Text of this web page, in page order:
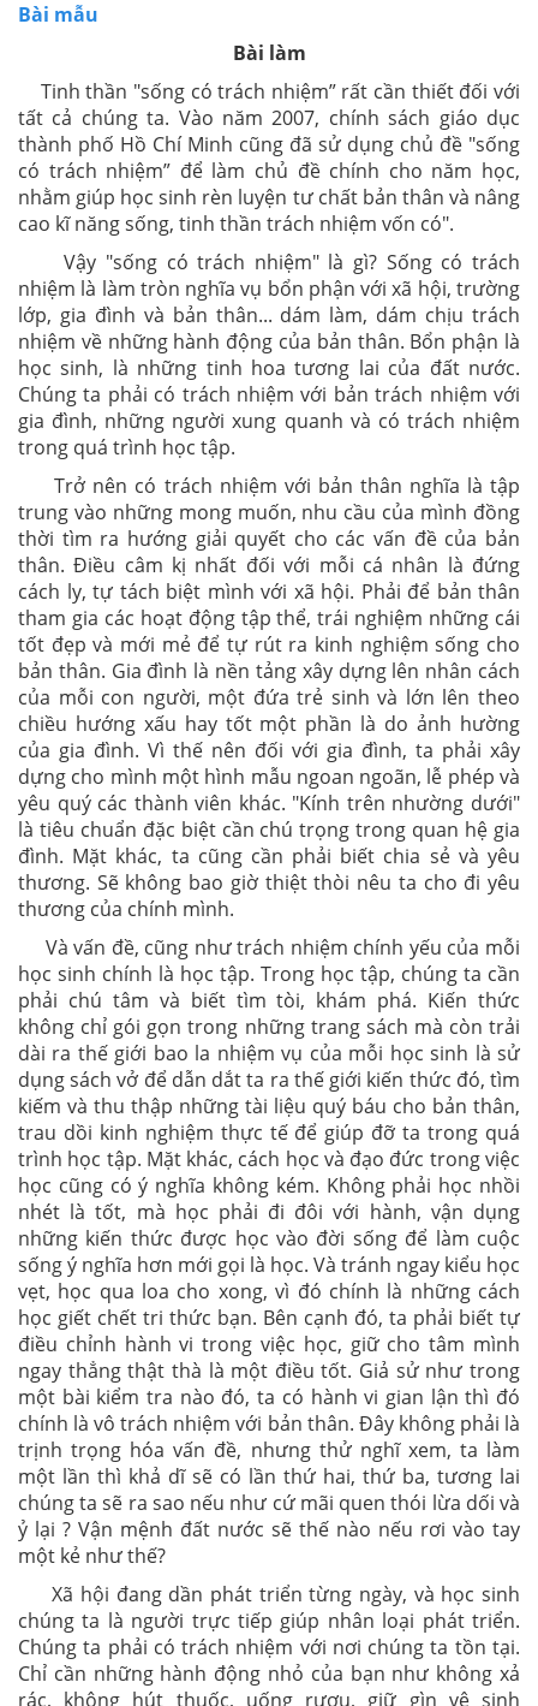
Bài mẫu
Bài làm
Tinh thần "sống có trách nhiệm” rất cần thiết đối với
tất cả chúng ta. Vào năm 2007, chính sách giáo dục
thành phố Hồ Chí Minh cũng đã sử dụng chủ đề "sống
có trách nhiệm” để làm chủ đề chính cho năm học,
nhằm giúp học sinh rèn luyện tư chất bản thân và nâng
cao kĩ năng sống, tinh thần trách nhiệm vốn có".
Vậy "sống có trách nhiệm" là gì? Sống có trách
nhiệm là làm tròn nghĩa vụ bổn phận với xã hội, trường
lớp, gia đình và bản thân... dám làm, dám chịu trách
nhiệm về những hành động của bản thân. Bổn phận là
học sinh, là những tinh hoa tương lai của đất nước.
Chúng ta phải có trách nhiệm với bản trách nhiệm với
gia đình, những người xung quanh và có trách nhiệm
trong quá trình học tập.
Trở nên có trách nhiệm với bản thân nghĩa là tập
trung vào những mong muốn, nhu cầu của mình đồng
thời tìm ra hướng giải quyết cho các vấn đề của bản
thân. Điều câm kị nhất đối với mỗi cá nhân là đứng
cách ly, tự tách biệt mình với xã hội. Phải để bản thân
tham gia các hoạt động tập thể, trái nghiệm những cái
tốt đẹp và mới mẻ để tự rút ra kinh nghiệm sống cho
bản thân. Gia đình là nền tảng xây dựng lên nhân cách
của mỗi con người, một đứa trẻ sinh và lớn lên theo
chiều hướng xấu hay tốt một phần là do ảnh hường
của gia đình. Vì thế nên đối với gia đình, ta phải xây
dựng cho mình một hình mẫu ngoan ngoãn, lễ phép và
yêu quý các thành viên khác. "Kính trên nhường dưới"
là tiêu chuẩn đặc biệt cần chú trọng trong quan hệ gia
đình. Mặt khác, ta cũng cần phải biết chia sẻ và yêu
thương. Sẽ không bao giờ thiệt thòi nêu ta cho đi yêu
thương của chính mình.
Và vấn đề, cũng như trách nhiệm chính yếu của mỗi
học sinh chính là học tập. Trong học tập, chúng ta cần
phải chú tâm và biết tìm tòi, khám phá. Kiến thức
không chỉ gói gọn trong những trang sách mà còn trải
dài ra thế giới bao la nhiệm vụ của mỗi học sinh là sử
dụng sách vở để dẫn dắt ta ra thế giới kiến thức đó, tìm
kiếm và thu thập những tài liệu quý báu cho bản thân,
trau dồi kinh nghiệm thực tế để giúp đỡ ta trong quá
trình học tập. Mặt khác, cách học và đạo đức trong việc
học cũng có ý nghĩa không kém. Không phải học nhồi
nhét là tốt, mà học phải đi đôi với hành, vận dụng
những kiến thức được học vào đời sống để làm cuộc
sống ý nghĩa hơn mới gọi là học. Và tránh ngay kiểu học
vẹt, học qua loa cho xong, vì đó chính là những cách
học giết chết tri thức bạn. Bên cạnh đó, ta phải biết tự
điều chỉnh hành vi trong việc học, giữ cho tâm mình
ngay thẳng thật thà là một điều tốt. Giả sử như trong
một bài kiểm tra nào đó, ta có hành vi gian lận thì đó
chính là vô trách nhiệm với bản thân. Đây không phải là
trịnh trọng hóa vấn đề, nhưng thử nghĩ xem, ta làm
một lần thì khả dĩ sẽ có lần thứ hai, thứ ba, tương lai
chúng ta sẽ ra sao nếu như cứ mãi quen thói lừa dối và
ỷ lại ? Vận mệnh đất nước sẽ thế nào nếu rơi vào tay
một kẻ như thế?
Xã hội đang dần phát triển từng ngày, và học sinh
chúng ta là người trực tiếp giúp nhân loại phát triển.
Chúng ta phải có trách nhiệm với nơi chúng ta tồn tại.
Chỉ cần những hành động nhỏ của bạn như không xả
rác, không hút thuốc, uống rượu, giữ gìn vệ sinh